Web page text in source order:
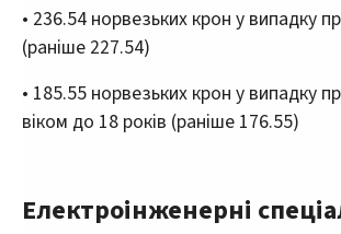
• 236.54 норвезьких крон у випадку
(раніше 227.54)
• 185.55 норвезьких крон у випадку
віком до 18 років (раніше 176.55)
Електроінженерні